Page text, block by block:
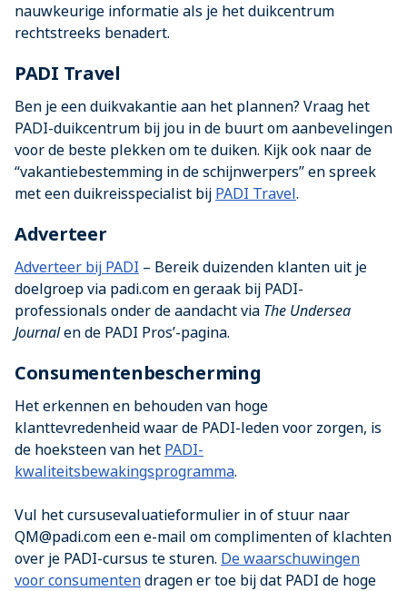
nauwkeurige informatie als je het duikcentrum
rechtstreeks benadert.
PADI Travel
Ben je een duikvakantie aan het plannen? Vraag het
PADI-duikcentrum bij jou in de buurt om aanbevelingen
voor de beste plekken om te duiken. Kijk ook naar de
“vakantiebestemming in de schijnwerpers” en spreek
met een duikreisspecialist bij PADI Travel.
Adverteer
Adverteer bij PADI – Bereik duizenden klanten uit je
doelgroep via padi.com en geraak bij PADI-
professionals onder de aandacht via The Undersea
Journalen de PADI Pros’-pagina.
Consumentenbescherming
Het erkennen en behouden van hoge
klanttevredenheid waar de PADI-leden voor zorgen, is
de hoeksteen van het PADI-
kwaliteitsbewakingsprogramma.
Vul het cursusevaluatieformulier in of stuur naar
QM@padi.comeen e-mail om complimenten of klachten
over je PADI-cursus te sturen. De waarschuwingen
voor consumentendragen er toe bij dat PADI de hoge